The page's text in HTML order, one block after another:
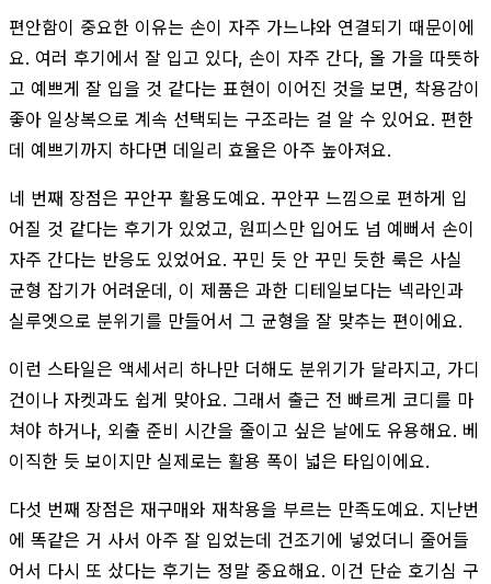
편안함이 중요한 이유는 손이 자주 가느냐와 연결되기 때문이에
요. 여러 후기에서 잘 입고 있다, 손이 자주 간다, 올 가을 따뜻하
고 예쁘게 잘 입을 것 같다는 표현이 이어진 것을 보면, 착용감이
좋아 일상복으로 계속 선택되는 구조라는 걸 알 수 있어요. 편한
데 예쁘기까지 하다면 데일리 효율은 아주 높아져요.
네 번째 장점은 꾸안꾸 활용도예요. 꾸안꾸 느낌으로 편하게 입
어질 것 같다는 후기가 있었고, 원피스만 입어도 넘 예뻐서 손이
자주 간다는 반응도 있었어요. 꾸민 듯 안 꾸민 듯한 룩은 사실
균형 잡기가 어려운데, 이 제품은 과한 디테일보다는 넥라인과
실루엣으로 분위기를 만들어서 그 균형을 잘 맞추는 편이에요.
이런 스타일은 액세서리 하나만 더해도 분위기가 달라지고, 가디
건이나 자켓과도 쉽게 맞아요. 그래서 출근 전 빠르게 코디를 마
쳐야 하거나, 외출 준비 시간을 줄이고 싶은 날에도 유용해요. 베
이직한 듯 보이지만 실제로는 활용 폭이 넓은 타입이에요.
다섯 번째 장점은 재구매와 재착용을 부르는 만족도예요. 지난번
에 똑같은 거 사서 아주 잘 입었는데 건조기에 넣었더니 줄어들
어서 다시 또 샀다는 후기는 정말 중요해요. 이건 단순 호기심 구